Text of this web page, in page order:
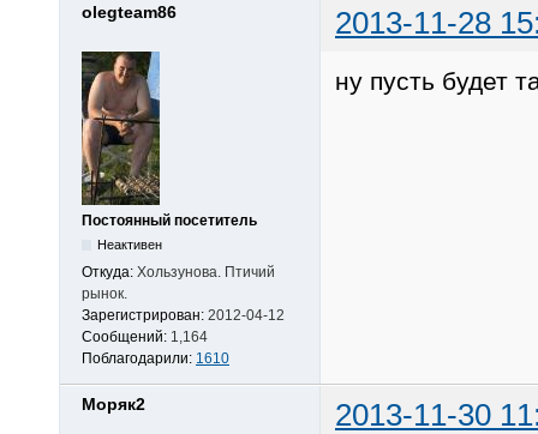
olegteam86 2013-11-28
Постоянный посетитель
Неактивен
Откуда: Хользунова. Птичий
рынок.
Зарегистрирован: 2012-04-12
Сообщений: 1,164
Поблагодарили: 1610
ну пусть будет
Моряк2 2013-11-30